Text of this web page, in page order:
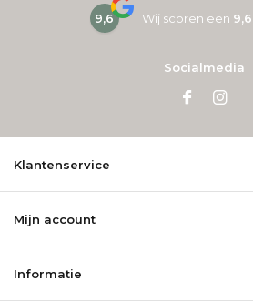
9,6 Wij scoren een 9,6
Socialmedia
Klantenservice
Mijn account
Informatie